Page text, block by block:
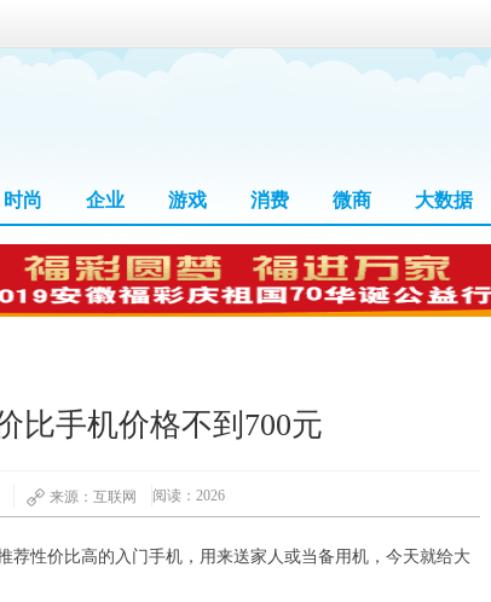
时尚 企业 游戏 消费 微商 大数据
比手机价格不到700元
来源：互联网 阅读：2026
荐性价比高的入门手机，用来送家人或当备用机，今天就给大